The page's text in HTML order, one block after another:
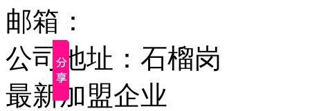
邮箱：
公司地址：石榴岗
最新加盟企业